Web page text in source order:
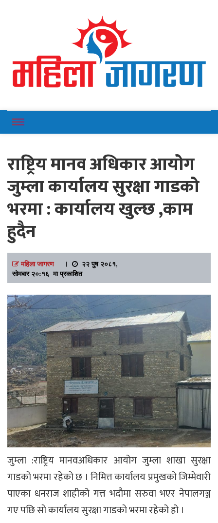
Mahilajagaran
राष्ट्रिय मानव अधिकार आयोग
जुम्ला कार्यालय सुरक्षा गाडको
भरमा : कार्यालय खुल्छ ,काम
हुदैन
महिला जागरण।
२२ पुष २०८१,
सोमबार २०:१६ मा प्रकाशित
जुम्ला :राष्ट्रिय मानवअधिकार आयोग जुम्ला शाखा सुरक्षा
गाडको भरमा रहेको छ । निमित्त कार्यालय प्रमुखको जिम्मेवारी
पाएका धनराज शाहीको गत्त भदौमा सरुवा भएर नेपालगञ्ज
गए पछि सो कार्यालय सुरक्षा गाडको भरमा रहेको हो ।